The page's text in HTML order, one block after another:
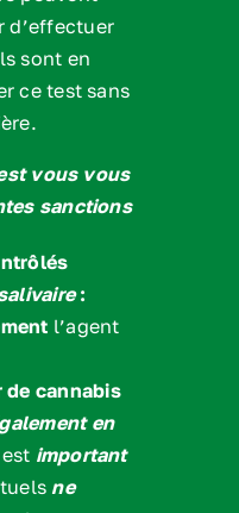
d’effectuer
sont en
ce test sans
vous vous
sanctions
:
l’agent
de cannabis
en
important
ne